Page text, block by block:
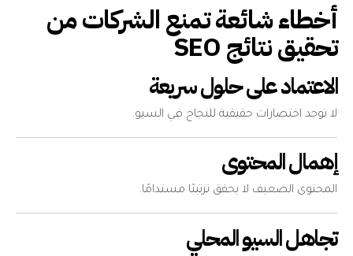
أخطاء شائعة تمنع الشركات من
تحقيق نتائج SEO
الاعتماد على حلول سريعة
لا توجد اختصارات حقيقية للنجاح في السيو.
إهمال المحتوى
المحتوى الضعيف لا يحقق ترتيبًا مستدامًا.
تجاهل السيو المحلي